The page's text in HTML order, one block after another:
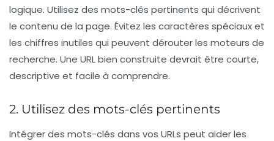
logique. Utilisez des mots-clés pertinents qui décrivent
le contenu de la page. Évitez les caractères spéciaux et
les chiffres inutiles qui peuvent dérouter les moteurs de
recherche. Une URLbien construite devrait être courte,
descriptive et facile à comprendre.
2. Utilisez des mots-clés pertinents
Intégrer des mots-clés dans vos URLs peut aider les